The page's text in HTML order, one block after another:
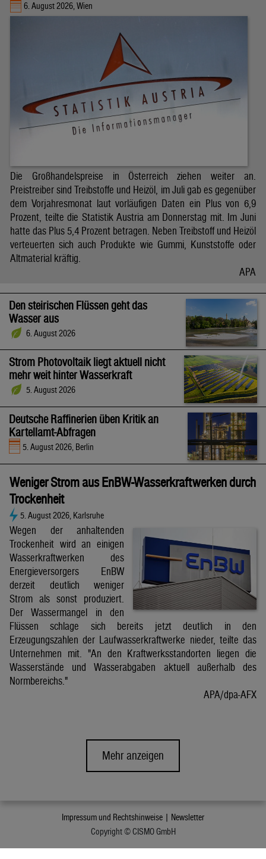
6. August 2026, Wien
Die Großhandelspreise in Österreich ziehen weiter an.
Preistreiber sind Treibstoffe und Heizöl, im Juli gab es gegenüber
dem Vorjahresmonat laut vorläufigen Daten ein Plus von 6,9
Prozent, teilte die Statistik Austria am Donnerstag mit. Im Juni
hatte das Plus 5,4 Prozent betragen. Neben Treibstoff und Heizöl
verteuerten sich auch Produkte wie Gummi, Kunststoffe oder
Altmaterial kräftig.
APA
Den steirischen Flüssen geht das
Wasser aus
6. August 2026
Strom Photovoltaik liegt aktuell nicht
mehr weit hinter Wasserkraft
5. August 2026
Deutsche Raffinerien üben Kritik an
Kartellamt-Abfragen
5. August 2026, Berlin
Weniger Strom aus EnBW-Wasserkraftwerken durch
Trockenheit
5. August 2026, Karlsruhe
Wegen der anhaltenden
Trockenheit wird an einigen
Wasserkraftwerken des
Energieversorgers EnBW
derzeit deutlich weniger
Strom als sonst produziert.
Der Wassermangel in den
Flüssen schlage sich bereits jetzt deutlich in den
Erzeugungszahlen der Laufwasserkraftwerke nieder, teilte das
Unternehmen mit. "An den Kraftwerksstandorten liegen die
Wasserstände und Wasserabgaben aktuell außerhalb des
Normbereichs."
APA/dpa-AFX
Mehr anzeigen
Impressum und Rechtshinweise | Newsletter
Copyright © CISMO GmbH